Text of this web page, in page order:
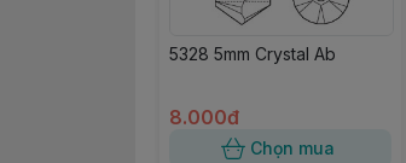
5328 5mm Crystal Ab
8.000đ
Chọn mua